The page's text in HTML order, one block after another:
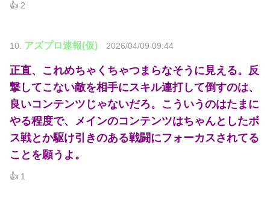
👍 2
10. アズプロ速報(仮) 2026/04/09 09:44
正直、これめちゃくちゃつまらなそうに見える。反
撃してこない敵を相手にスキル連打して倒すのは、
良いコンテンツじゃないだろ。こういうのはたまに
やる程度で、メインのコンテンツはちゃんとしたボ
ス戦とか駆け引きのある戦闘にフォーカスされてる
ことを願うよ。
👍 1